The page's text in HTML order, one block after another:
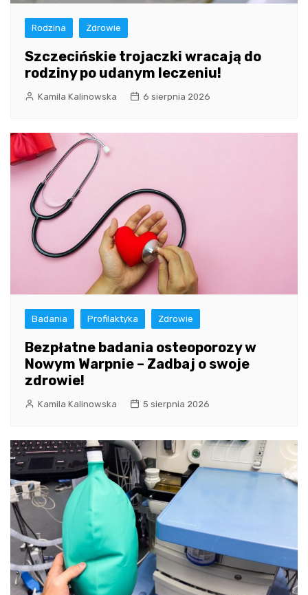
Rodzina Zdrowie
Szczecińskie trojaczki wracają do
rodziny po udanym leczeniu!
Kamila Kalinowska 6 sierpnia 2026
Badania Profilaktyka Zdrowie
Bezpłatne badania osteoporozy w
Nowym Warpnie – Zadbaj o swoje
zdrowie!
Kamila Kalinowska 5 sierpnia 2026